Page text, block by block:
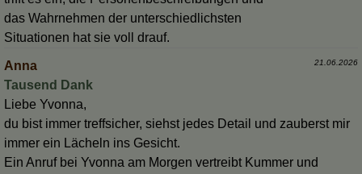
das Wahrnehmen der unterschiedlichsten
Situationen hat sie voll drauf.
Anna 21.06.2026
Tausend Dank
Liebe Yvonna,
du bist immer treffsicher, siehst jedes Detail und zauberst mir
immer ein Lächeln ins Gesicht.
Ein Anruf bei Yvonna am Morgen vertreibt Kummer und